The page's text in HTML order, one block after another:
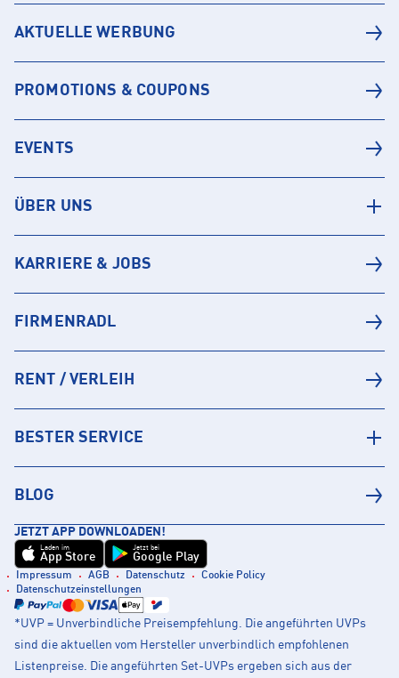
AKTUELLE WERBUNG
PROMOTIONS & COUPONS
EVENTS
ÜBER UNS
KARRIERE & JOBS
FIRMENRADL
RENT / VERLEIH
BESTER SERVICE
BLOG
JETZT APP DOWNLOADEN!
Laden im
App Store
Jetzt bei
Google Play
Impressum AGB Datenschutz
Cookie Policy
Datenschutzeinstellungen
*UVP = Unverbindliche Preisempfehlung. Die angeführten UVPs
sind die aktuellen vom Hersteller unverbindlich empfohlenen
Listenpreise. Die angeführten Set-UVPs ergeben sich aus der